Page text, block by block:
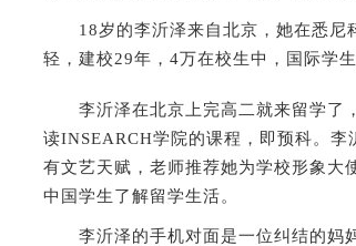
18岁的李沂泽来自北京，她在悉尼
轻，建校29年，4万在校生中，国际学
李沂泽在北京上完高二就来留学了
读INSEARCH学院的课程，即预科。李
有文艺天赋，老师推荐她为学校形象大
中国学生了解留学生活。
李沂泽的手机对面是一位纠结的妈